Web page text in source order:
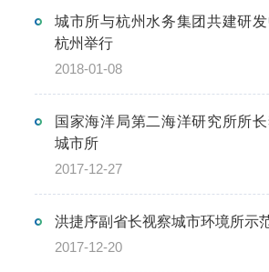
城市所与杭州水务集团共建研
杭州举行
2018-01-08
国家海洋局第二海洋研究所所
城市所
2017-12-27
洪捷序副省长视察城市环境所示
2017-12-20